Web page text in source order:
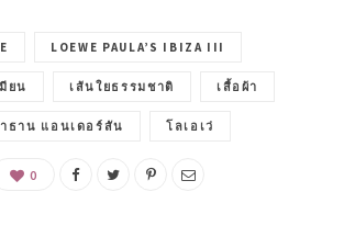
LOEWE PAULA’S IBIZA III
ยน เส้นใยธรรมชาติ เสื้อผ้า
ธาน แอนเดอร์สัน โลเอเว่
0